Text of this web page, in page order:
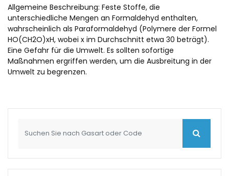
Allgemeine Beschreibung: Feste Stoffe, die
unterschiedliche Mengen an Formaldehyd enthalten,
wahrscheinlich als Paraformaldehyd (Polymere der Formel
HO(CH2O)xH, wobei x im Durchschnitt etwa 30 beträgt).
Eine Gefahr für die Umwelt. Es sollten sofortige
Maßnahmen ergriffen werden, um die Ausbreitung in der
Umwelt zu begrenzen.